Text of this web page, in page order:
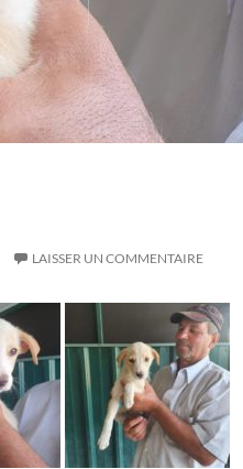
LAISSER UN COMMENTAIRE